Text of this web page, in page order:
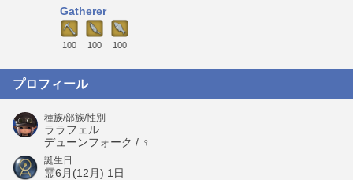
Gatherer
100 100 100
プロフィール
種族/部族/性別
ララフェル
デューンフォーク / ♀
誕生日
霊6月(12月) 1日